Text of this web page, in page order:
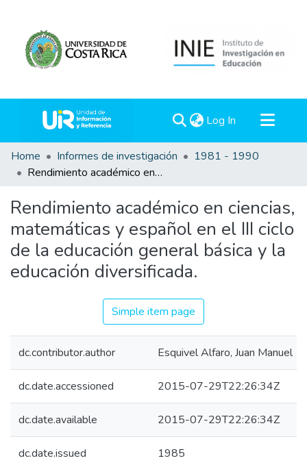
Log In (current)
Communities & Collections
All of DSpace
Statistics
Home Informes de investigación
1981 - 1990
Rendimiento académico en ciencias, matemáticas y español en el III ciclo de la educación general básica y la educación diversificada.
Rendimiento académico en ciencias,
matemáticas y español en el III ciclo
de la educación general básica y la
educación diversificada.
Simple item page
dc.contributor.author Esquivel Alfaro, Juan Manuel
dc.date.accessioned 2015-07-29T22:26:34Z
dc.date.available 2015-07-29T22:26:34Z
dc.date.issued 1985